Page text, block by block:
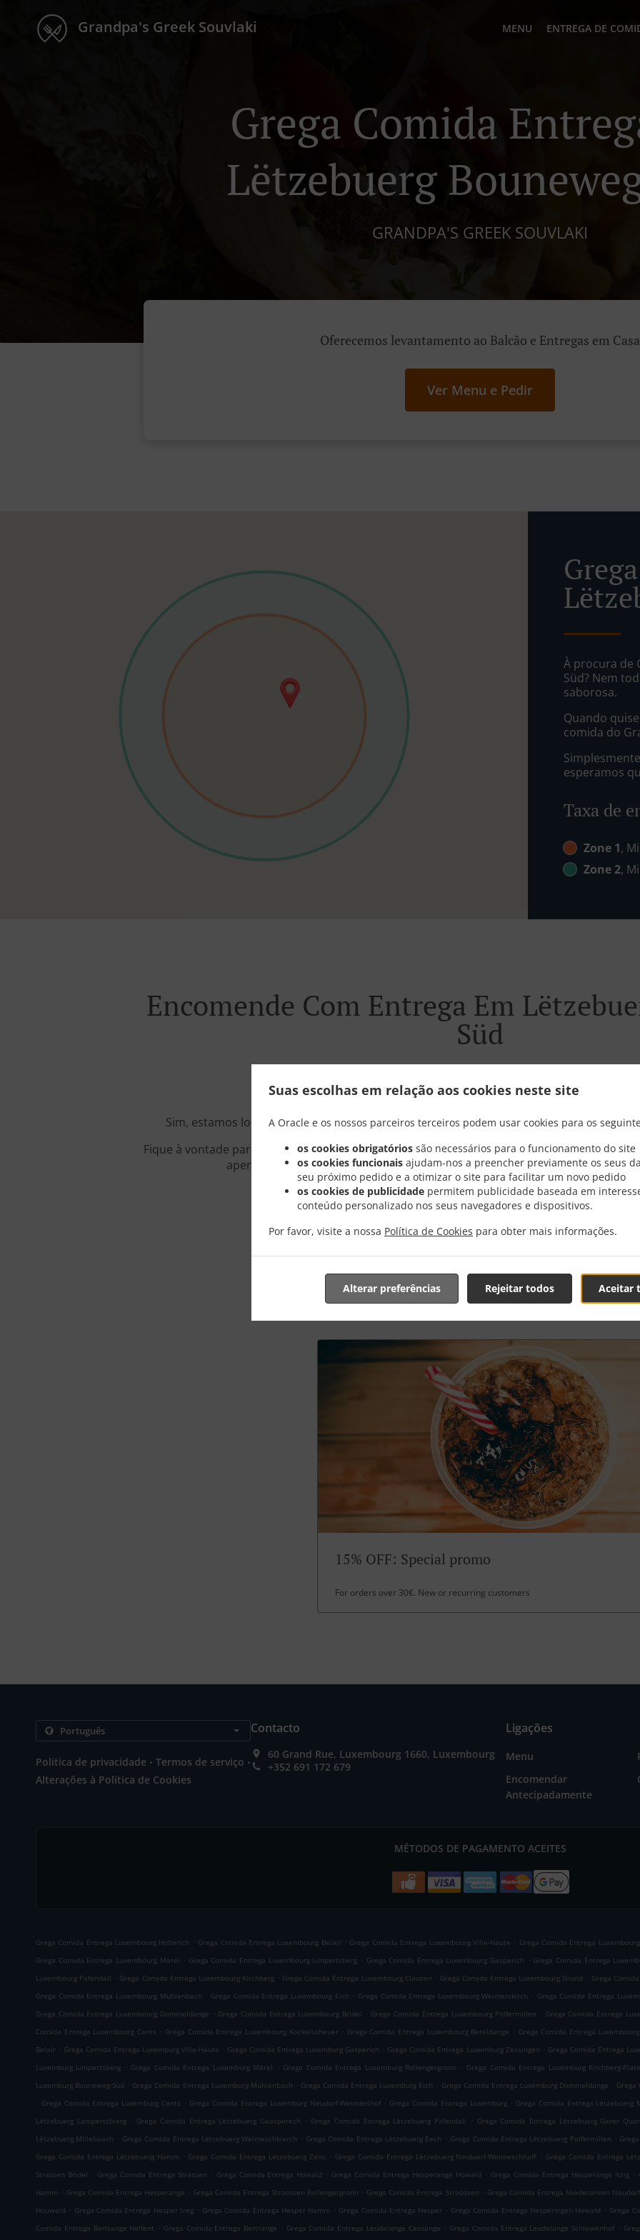
Suas escolhas em relação aos cookies neste site
A Oracle e os nossos parceiros terceiros podem usar cookies para os
os cookies obrigatórios são necessários para o funcionamento do site
os cookies funcionais ajudam-nos a preencher previamente os seus
seu próximo pedido e a otimizar o site para facilitar um novo pedido
os cookies de publicidade permitem publicidade baseada em
conteúdo personalizado nos seus navegadores e dispositivos.
Por favor, visite a nossa Política de Cookies para obter mais informações.
Aceitar
Rejeitar todos
Alterar preferências
Grandpa's Greek Souvlaki MENU ENTREGA DE
Grega Comida
Lëtzebuerg
GRANDPA'S GREEK SOUVLAKI
Oferecemos levantamento ao Balcão e Entregas em Casa
Ver Menu e Pedir
À procura de
Süd? Nem
saborosa.
Quando
comida do
esperamos
Taxa de
Zone 1,
Zone 2,
Encomende Com Entrega Em
Süd
Sim, estamos localizados perto de Lëtzebuerg Bouneweg-Süd e estamos muitos
Fique à vontade para navegar em nosso menu interativo e totalmente online, realize seu
apenas poucos minutos para confirmar seu pedido e informar o tempo de
Promoções
15% OFF: Special promo
For orders over 30€. New or recurring customers
Politica de privacidade . Termos de serviço .
Alterações à Política de Cookies
Contacto
60 Grand Rue, Luxembourg 1660, Luxembourg
+352 691 172 679
Ligações
Menu
Encomendar
Antecipadamente
MÉTODOS DE PAGAMENTO ACEITES
Grega Comida Entrega Luxembourg Hollerich . Grega Comida Entrega Luxembourg Belair . Grega Comida Entrega Luxembourg Ville-Haute . Grega Comida Entrega
Grega Comida Entrega Luxembourg Märel . Grega Comida Entrega Luxembourg Limpertsberg . Grega Comida Entrega Luxembourg Gasperich . Grega Comida Entrega
Luxembourg Pafendall . Grega Comida Entrega Luxembourg Kirchberg . Grega Comida Entrega Luxembourg Clausen . Grega Comida Entrega Luxembourg Grund . Grega
Grega Comida Entrega Luxembourg Muhlenbach . Grega Comida Entrega Luxembourg Eich . Grega Comida Entrega Luxembourg Weimerskirch . Grega Comida Entrega
Grega Comida Entrega Luxembourg Dommeldange . Grega Comida Entrega Luxembourg Bridel . Grega Comida Entrega Luxembourg Polfermillen . Grega Comida Entrega
Comida Entrega Luxembourg Cents . Grega Comida Entrega Luxembourg Kockelscheuer . Grega Comida Entrega Luxembourg Bereldange . Grega Comida Entrega Luxembourg
Belair . Grega Comida Entrega Luxemburg Ville-Haute . Grega Comida Entrega Luxemburg Gasperich . Grega Comida Entrega Luxemburg Zessingen . Grega Comida Entrega
Luxemburg Limpertsberg . Grega Comida Entrega Luxemburg Märel . Grega Comida Entrega Luxemburg Rollengergronn . Grega Comida Entrega Luxemburg Kirchberg-
Luxemburg Bouneweg-Süd . Grega Comida Entrega Luxemburg Mühlenbach . Grega Comida Entrega Luxemburg Eich . Grega Comida Entrega Luxemburg Dommeldange . Grega
. Grega Comida Entrega Luxemburg Cents . Grega Comida Entrega Luxemburg Neudorf-Weimershof . Grega Comida Entrega Luxemburg . Grega Comida Entrega Lëtzebuerg
Lëtzebuerg Lampertsbierg . Grega Comida Entrega Lëtzebuerg Gaasperech . Grega Comida Entrega Lëtzebuerg Pafendall . Grega Comida Entrega Lëtzebuerg Garer
Lëtzebuerg Millebaach . Grega Comida Entrega Lëtzebuerg Weimeschkierch . Grega Comida Entrega Lëtzebuerg Eech . Grega Comida Entrega Lëtzebuerg Polfermillen .
Grega Comida Entrega Lëtzebuerg Hamm . Grega Comida Entrega Lëtzebuerg Zens . Grega Comida Entrega Lëtzebuerg Neiduerf-Weimeschhaff . Grega Comida Entrega
Strassen Bridel . Grega Comida Entrega Strassen . Grega Comida Entrega Howald . Grega Comida Entrega Hesperange Howald . Grega Comida Entrega Hesperange Itzig .
Hamm . Grega Comida Entrega Hesperange . Grega Comida Entrega Stroossen Rollengergronn . Grega Comida Entrega Stroossen . Grega Comida Entrega Niederanven
Houwald . Grega Comida Entrega Hesper Izeg . Grega Comida Entrega Hesper Hamm . Grega Comida Entrega Hesper . Grega Comida Entrega Hesperingen Howald . Grega
Comida Entrega Bertrange Helfent . Grega Comida Entrega Bertrange . Grega Comida Entrega Leudelange Cessange . Grega Comida Entrega Leudelange Schlewenhof .